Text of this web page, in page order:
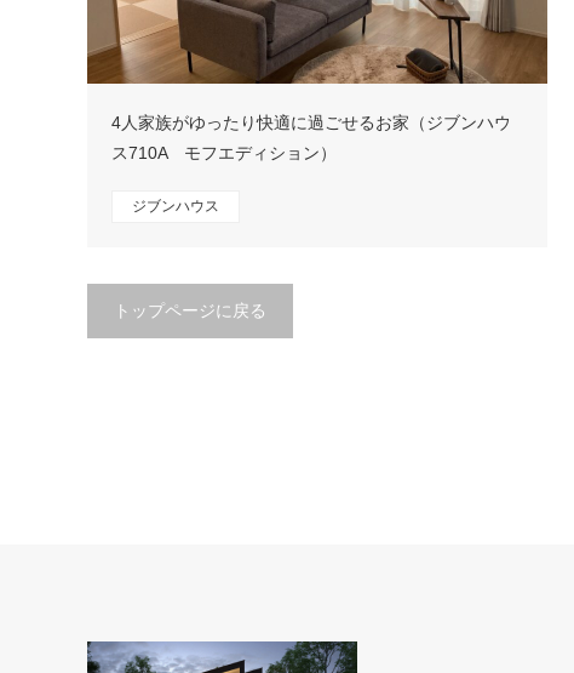
4人家族がゆったり快適に過ごせるお家（ジブンハウ
ス710A モフエディション）
ジブンハウス
トップページに戻る